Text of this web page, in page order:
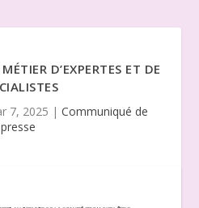
D’EXPERTES ET DE
7, 2025 | Communiqué de
presse